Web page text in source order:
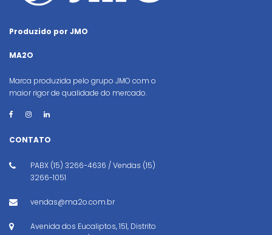
Produzido por JMO
MA2O
Marca produzida pelo grupo JMO com o
maior rigor de qualidade do mercado.
CONTATO
PABX (15) 3266-4636 / Vendas (15)
3266-1051
vendas@ma2o.com.br
Avenida dos Eucaliptos, 151, Distrito